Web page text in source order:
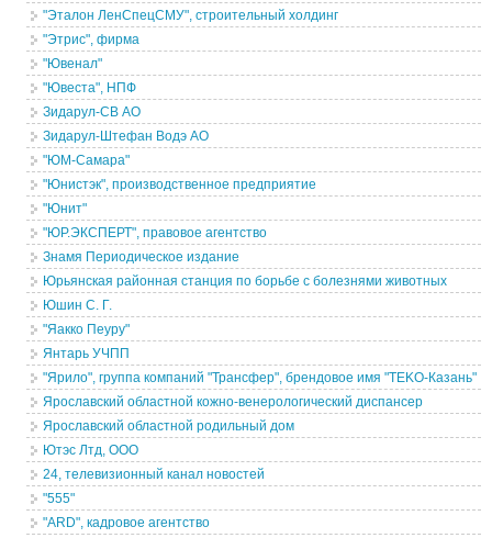
"Эталон ЛенСпецСМУ", строительный холдинг
"Этрис", фирма
"Ювенал"
"Ювеста", НПФ
Зидарул-СВ АО
Зидарул-Штефан Водэ АО
"ЮМ-Самара"
"Юнистэк", производственное предприятие
"Юнит"
"ЮР.ЭКСПЕРТ", правовое агентство
Знамя Периодическое издание
Юрьянская районная станция по борьбе с болезнями животных
Юшин С. Г.
"Яакко Пеуру"
Янтарь УЧПП
"Ярило", группа компаний "Трансфер", брендовое имя "ТEKO-Казань"
Ярославский областной кожно-венерологический диспансер
Ярославский областной родильный дом
Ютэс Лтд, ООО
24, телевизионный канал новостей
"555"
"ARD", кадровое агентство